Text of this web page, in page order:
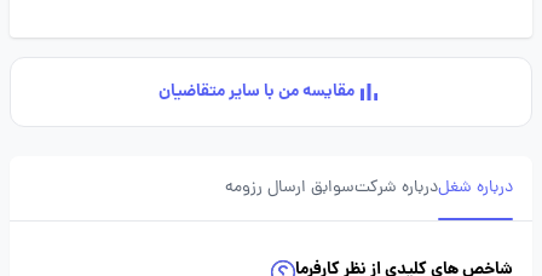
مقایسه من با سایر متقاضیان
درباره شغلدرباره شرکتسوابق ارسال رزومه
شاخص های کلیدی از نظر کارفرما